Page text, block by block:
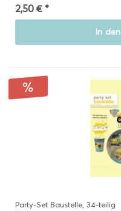
2,50 € *
In den
Party-Set Baustelle, 34-teilig